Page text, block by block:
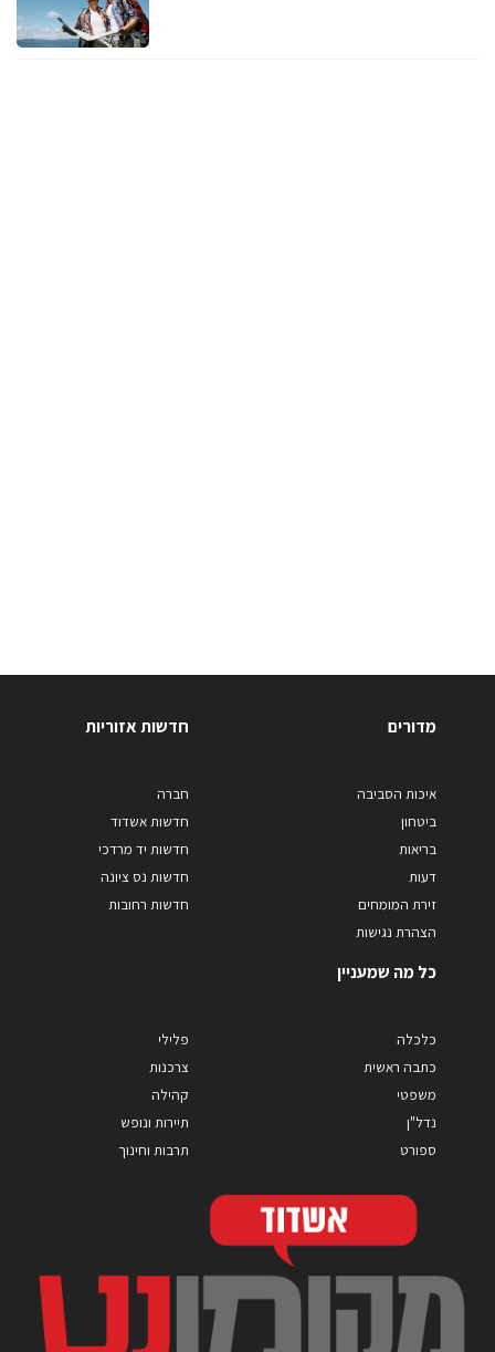
מדורים
איכות הסביבה
ביטחון
בריאות
דעות
זירת המומחים
הצהרת נגישות
חדשות אזוריות
חברה
חדשות אשדוד
חדשות יד מרדכי
חדשות נס ציונה
חדשות רחובות
כל מה שמעניין
כלכלה
כתבה ראשית
משפטי
נדל"ן
ספורט
פלילי
צרכנות
קהילה
תיירות ונופש
תרבות וחינוך